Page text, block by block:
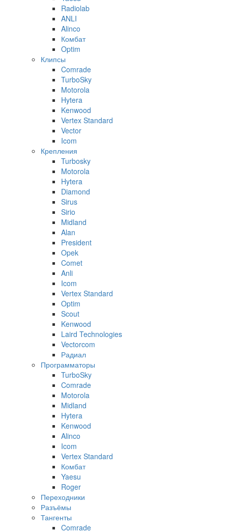
Radiolab
ANLI
Alinco
Комбат
Optim
Клипсы
Comrade
TurboSky
Motorola
Hytera
Kenwood
Vertex Standard
Vector
Icom
Крепления
Turbosky
Motorola
Hytera
Diamond
Sirus
Sirio
Midland
Alan
President
Opek
Comet
Anli
Icom
Vertex Standard
Optim
Scout
Kenwood
Laird Technologies
Vectorcom
Радиал
Программаторы
TurboSky
Comrade
Motorola
Midland
Hytera
Kenwood
Alinco
Icom
Vertex Standard
Комбат
Yaesu
Roger
Переходники
Разъёмы
Тангенты
Comrade